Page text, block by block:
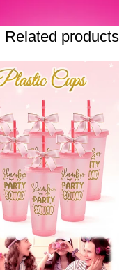
Related products